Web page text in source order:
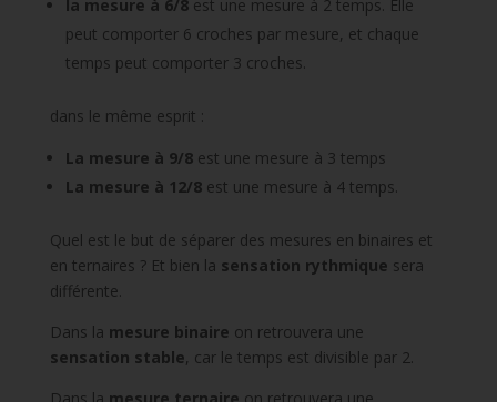
la mesure à 6/8est une mesure à 2 temps. Elle
peut comporter 6 croches par mesure, et chaque
temps peut comporter 3 croches.
dans le même esprit :
La mesure à 9/8est une mesure à 3 temps
La mesure à 12/8est une mesure à 4 temps.
Quel est le but de séparer des mesures en binaires et
en ternaires ? Et bien la sensation rythmique sera
différente.
Dans la mesure binaire on retrouvera une
sensation stable, car le temps est divisible par 2.
Dans la mesure ternaire on retrouvera une